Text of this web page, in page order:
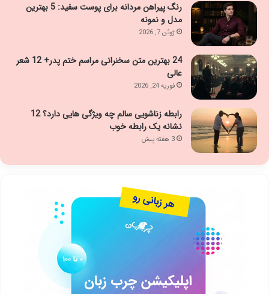
رنگ پیراهن مردانه برای پوست سفید: 5 بهترین
مدل و نمونه
ژوئن 7, 2026
24 بهترین متن سخنرانی مراسم ختم پدر+ 12 شعر
عالی
فوریه 24, 2026
رابطه زناشویی سالم چه ویژگی هایی دارد؟ 12
نشانه یک رابطه خوب
3 هفته پیش